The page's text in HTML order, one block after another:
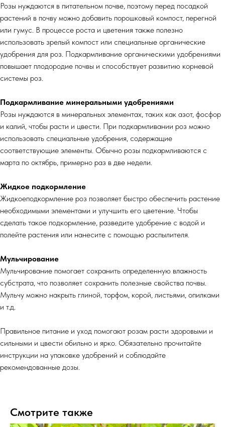
Розы нуждаются в питательном почве, поэтому перед посадкой
растений в почву можно добавить порошковый компост, перегной
или гумус. В процессе роста и цветения также полезно
использовать зрелый компост или специальные органические
удобрения для роз. Подкармливание органическими удобрениями
повышает плодородие почвы и способствует развитию корневой
системы роз.
Подкармливание минеральными удобрениями
Розы нуждаются в минеральных элементах, таких как азот, фосфор
и калий, чтобы расти и цвести. При подкармливании роз можно
использовать специальные удобрения, содержащие
соответствующие элементы. Обычно розы подкармливаются с
марта по октябрь, примерно раз в две недели.
Жидкое подкормление
Жидкоеподкормление роз позволяет быстро обеспечить растение
необходимыми элементами и улучшить его цветение. Чтобы
сделать такое подкормление, разведите удобрение с водой и
полейте растения или нанесите с помощью распылителя.
Мульчирование
Мульчирование помогает сохранить определенную влажность
субстрата, что позволяет сохранить полезные свойства почвы.
Мульчу можно накрыть глиной, торфом, корой, листьями, опилками
и т.д.
Правильное питание и уход помогают розам расти здоровыми и
сильными и цвести обильно и ярко. Обязательно прочитайте
инструкции на упаковке удобрений и соблюдайте
рекомендованные дозы.
Смотрите также